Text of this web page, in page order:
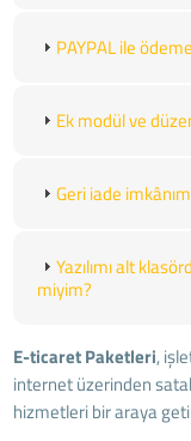
PAYPAL ile
Ek modül ve
Geri iade
Yazılımı alt
miyim?
E-ticaret Paketleri,
internet üzerinden
hizmetleri bir araya